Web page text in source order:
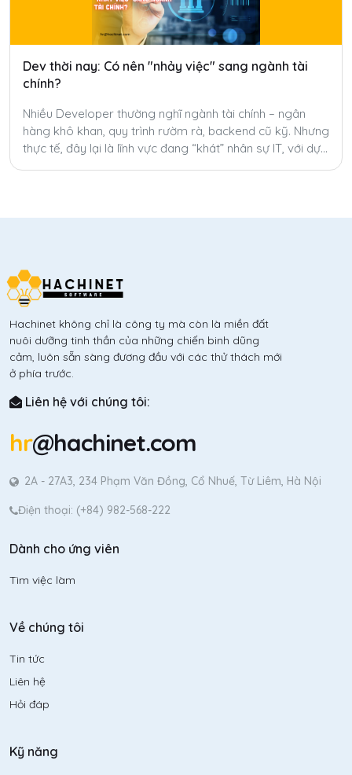
Dev thời nay: Có nên "nhảy việc" sang ngành tài
chính?
Nhiều Developer thường nghĩ ngành tài chính – ngân
hàng khô khan, quy trình rườm rà, backend cũ kỹ. Nhưng
thực tế, đây lại là lĩnh vực đang “khát” nhân sự IT, với dự
Hachinet không chỉ là công ty mà còn là miền đất
nuôi dưỡng tinh thần của những chiến binh dũng
cảm, luôn sẵn sàng đương đầu với các thử thách mới
ở phía trước.
Liên hệ với chúng tôi:
hr@hachinet.com
2A - 27A3, 234 Phạm Văn Đồng, Cổ Nhuế, Từ Liêm, Hà Nội
Điện thoại: (+84) 982-568-222
Dành cho ứng viên
Tìm việc làm
Về chúng tôi
Tin tức
Liên hệ
Hỏi đáp
Kỹ năng